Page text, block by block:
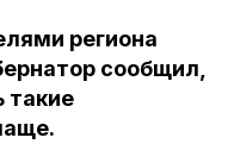
региона
сообщил,
такие